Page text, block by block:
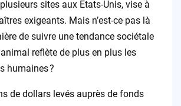
sites aux États-Unis, vise à
exigeants. Mais n’est-ce pas là
de suivre une tendance sociétale
reflète de plus en plus les
humaines ?
de dollars levés auprès de fonds